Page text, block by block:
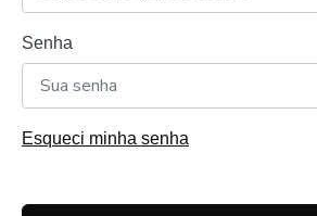
Senha
Esqueci minha senha